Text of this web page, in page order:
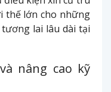
thế lớn cho những
lai lâu dài tại
nâng cao kỹ